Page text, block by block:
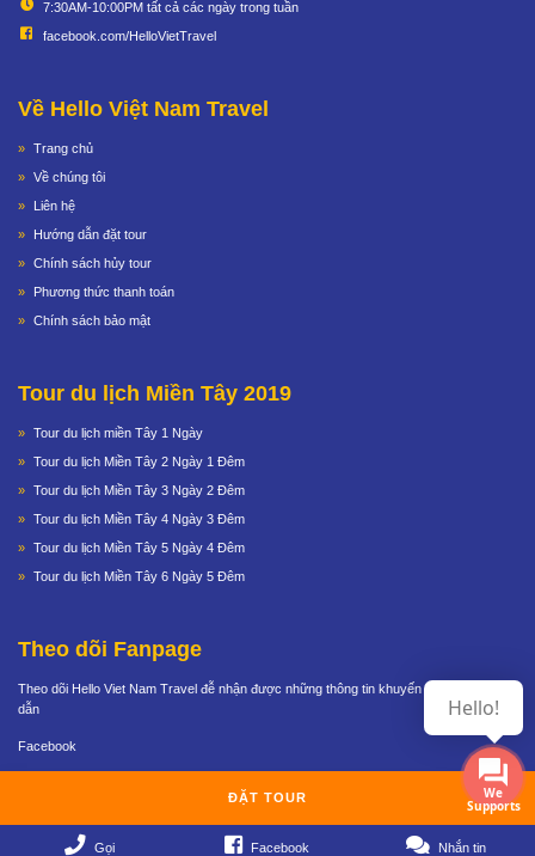
7:30AM-10:00PM tất cả các ngày trong tuần
facebook.com/HelloVietTravel
Về Hello Việt Nam Travel
Trang chủ
Về chúng tôi
Liên hệ
Hướng dẫn đặt tour
Chính sách hủy tour
Phương thức thanh toán
Chính sách bảo mật
Tour du lịch Miền Tây 2019
Tour du lịch miền Tây 1 Ngày
Tour du lịch Miền Tây 2 Ngày 1 Đêm
Tour du lịch Miền Tây 3 Ngày 2 Đêm
Tour du lịch Miền Tây 4 Ngày 3 Đêm
Tour du lịch Miền Tây 5 Ngày 4 Đêm
Tour du lịch Miền Tây 6 Ngày 5 Đêm
Theo dõi Fanpage
Theo dõi Hello Viet Nam Travel đễ nhận được những thông tin khuyến mãi cực hấp
dẫn
Facebook
Copyright 2015 © Bản quyền thuộc về HelloVietTravel
ĐẶT TOUR
Gọi Facebook Nhắn tin
We
Supports
Hello!